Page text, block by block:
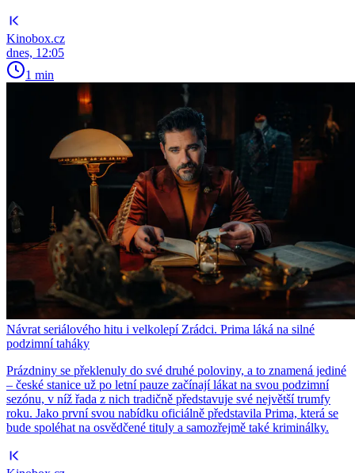
Kinobox.cz
dnes, 12:05
1 min
Návrat seriálového hitu i velkolepí Zrádci. Prima láká na silné
podzimní taháky
Prázdniny se překlenuly do své druhé poloviny, a to znamená jediné
– české stanice už po letní pauze začínají lákat na svou podzimní
sezónu, v níž řada z nich tradičně představuje své největší trumfy
roku. Jako první svou nabídku oficiálně představila Prima, která se
bude spoléhat na osvědčené tituly a samozřejmě také kriminálky.